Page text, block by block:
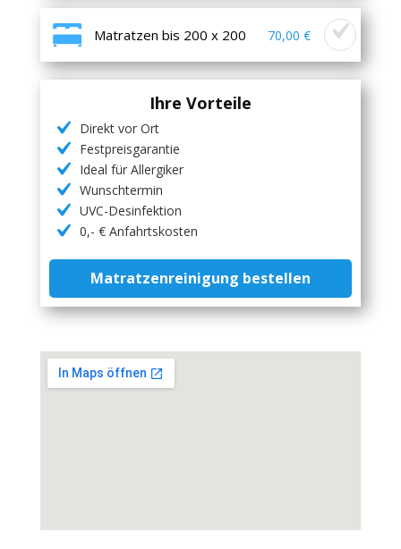
Matratzen bis 200 x 200 70,00 €
Ihre Vorteile
Direkt vor Ort
Festpreisgarantie
Ideal für Allergiker
Wunschtermin
UVC-Desinfektion
0,- € Anfahrtskosten
Matratzenreinigung bestellen